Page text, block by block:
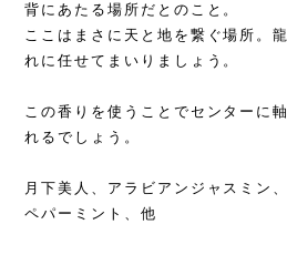
背にあたる場所だとのこと。
ここはまさに天と地を繋ぐ場所。
れに任せてまいりましょう。
この香りを使うことでセンターに
れるでしょう。
月下美人、アラビアンジャスミン
ペパーミント、他